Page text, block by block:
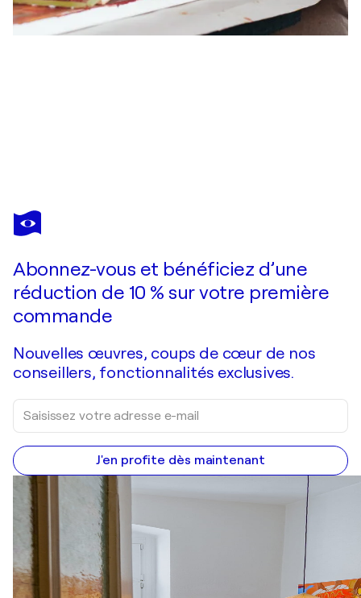
OLENA
BOGATSKA
Je passe commande
Abonnez-vous et bénéficiez d’une
réduction de 10 % sur votre première
commande
Nouvelles œuvres, coups de cœur de nos
conseillers, fonctionnalités exclusives.
J'en profite dès maintenant